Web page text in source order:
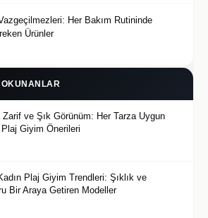
Her Bakım Rutininde
Ürünler
Zarif ve Şık Görünüm: Her Tarza Uygun
Plaj Giyim Önerileri
Plaj Giyim Trendleri: Şıklık ve
Bir Araya Getiren Modeller